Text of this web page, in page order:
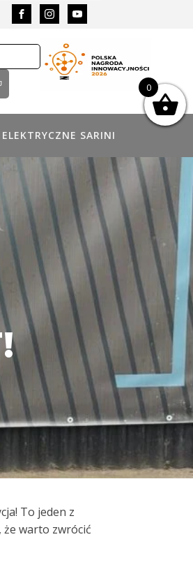
SARINI
To jeden z
warto zwrócić
0